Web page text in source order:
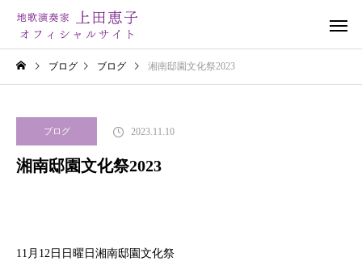
ブログ ブログ 湘南邸園文化祭2023
ブログ 2023.11.10
湘南邸園文化祭2023
11月12日日曜日湘南邸園文化祭